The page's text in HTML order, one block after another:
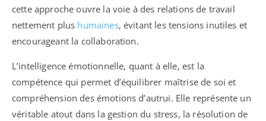
cette approche ouvre la voie à des relations de travail
nettement plus humaines, évitant les tensions inutiles et
encourageant la collaboration.
L’intelligence émotionnelle, quant à elle, est la
compétence qui permet d’équilibrer maîtrise de soi et
compréhension des émotions d’autrui. Elle représente un
véritable atout dans la gestion du stress, la résolution de